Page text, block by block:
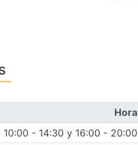
Hora
10:00 - 14:30 y 16:00 - 20:00